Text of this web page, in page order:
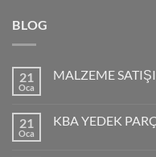
BLOG
21
Oca
MALZEME
21
Oca
KBA YEDEK